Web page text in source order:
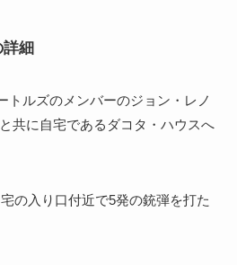
細
トルズのメンバーのジョン・レノ
共に自宅であるダコタ・ハウスへ
の入り口付近で5発の銃弾を打た